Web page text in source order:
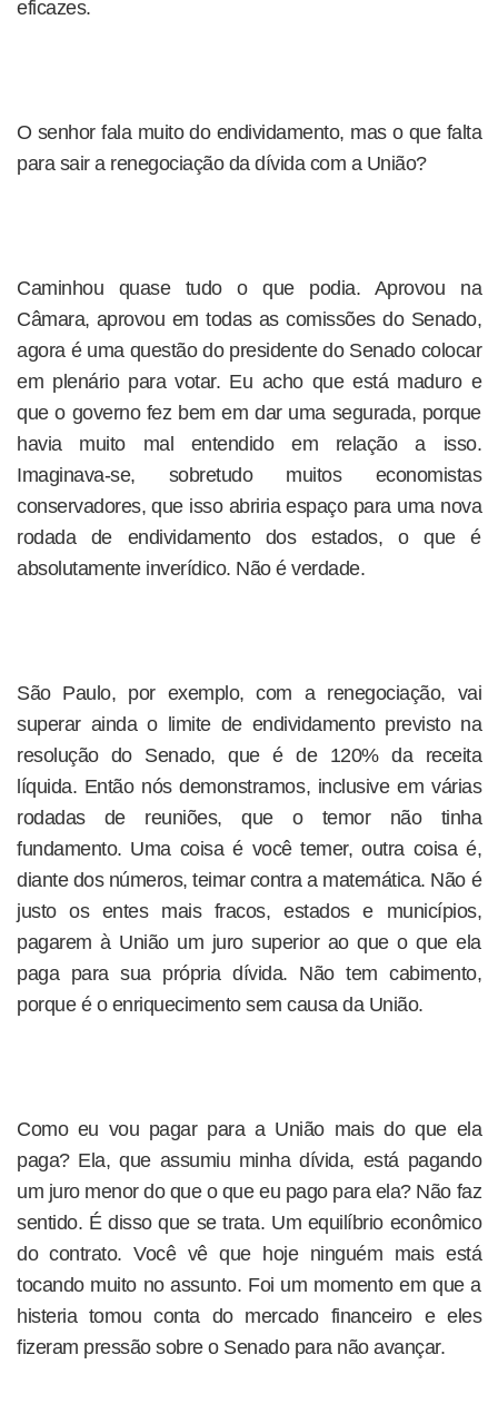
eficazes.
O senhor fala muito do endividamento, mas o que falta
para sair a renegociação da dívida com a União?
Caminhou quase tudo o que podia. Aprovou na
Câmara, aprovou em todas as comissões do Senado,
agora é uma questão do presidente do Senado colocar
em plenário para votar. Eu acho que está maduro e
que o governo fez bem em dar uma segurada, porque
havia muito mal entendido em relação a isso.
Imaginava-se, sobretudo muitos economistas
conservadores, que isso abriria espaço para uma nova
rodada de endividamento dos estados, o que é
absolutamente inverídico. Não é verdade.
São Paulo, por exemplo, com a renegociação, vai
superar ainda o limite de endividamento previsto na
resolução do Senado, que é de 120% da receita
líquida. Então nós demonstramos, inclusive em várias
rodadas de reuniões, que o temor não tinha
fundamento. Uma coisa é você temer, outra coisa é,
diante dos números, teimar contra a matemática. Não é
justo os entes mais fracos, estados e municípios,
pagarem à União um juro superior ao que o que ela
paga para sua própria dívida. Não tem cabimento,
porque é o enriquecimento sem causa da União.
Como eu vou pagar para a União mais do que ela
paga? Ela, que assumiu minha dívida, está pagando
um juro menor do que o que eu pago para ela? Não faz
sentido. É disso que se trata. Um equilíbrio econômico
do contrato. Você vê que hoje ninguém mais está
tocando muito no assunto. Foi um momento em que a
histeria tomou conta do mercado financeiro e eles
fizeram pressão sobre o Senado para não avançar.